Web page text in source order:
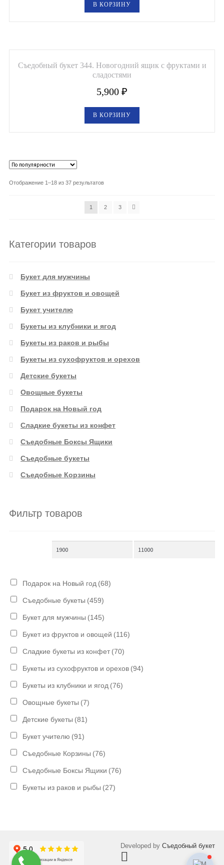
В КОРЗИНУ
Съедобный букет 344. Новогодний ящик с фруктами и
сладостями
5,900 ₽
В КОРЗИНУ
Отображение 1–18 из 37 результатов
1 2 3
Категории товаров
Букет для мужчины
Букет из фруктов и овощей
Букет учителю
Букеты из клубники и ягод
Букеты из раков и рыбы
Букеты из сухофруктов и орехов
Детские букеты
Овощные букеты
Подарок на Новый год
Сладкие букеты из конфет
Съедобные Боксы Ящики
Съедобные букеты
Съедобные Корзины
Фильтр товаров
Подарок на Новый год (68)
Съедобные букеты (459)
Букет для мужчины (145)
Букет из фруктов и овощей (116)
Сладкие букеты из конфет (70)
Букеты из сухофруктов и орехов (94)
Букеты из клубники и ягод (76)
Овощные букеты (7)
Детские букеты (81)
Букет учителю (91)
Съедобные Корзины (76)
Съедобные Боксы Ящики (76)
Букеты из раков и рыбы (27)
Developed byСъедобный букет